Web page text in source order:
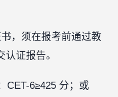
，须在报考前通过教
证报告。
CET-6≥425 分；或